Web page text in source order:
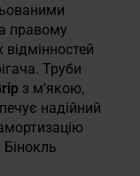
правому
Труби
з м'якою,
надійний
Бінокль